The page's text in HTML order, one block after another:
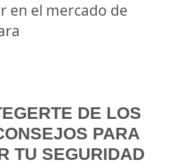
en el mercado de
DE LOS
PARA
TU SEGURIDAD